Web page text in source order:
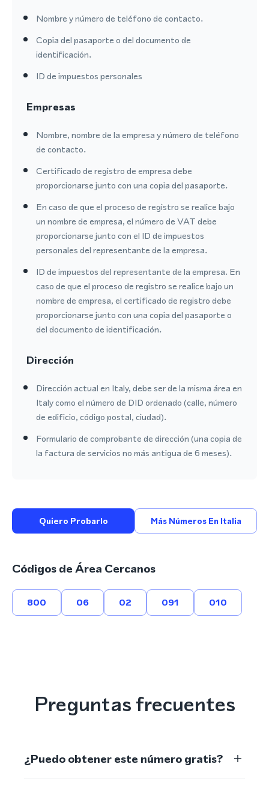
Nombre y número de teléfono de contacto.
Copia del pasaporte o del documento de
identificación.
ID de impuestos personales
Empresas
Nombre, nombre de la empresa y número de teléfono
de contacto.
Certificado de registro de empresa debe
proporcionarse junto con una copia del pasaporte.
En caso de que el proceso de registro se realice bajo
un nombre de empresa, el número de VAT debe
proporcionarse junto con el ID de impuestos
personales del representante de la empresa.
ID de impuestos del representante de la empresa. En
caso de que el proceso de registro se realice bajo un
nombre de empresa, el certificado de registro debe
proporcionarse junto con una copia del pasaporte o
del documento de identificación.
Dirección
Dirección actual en Italy, debe ser de la misma área en
Italy como el número de DID ordenado (calle, número
de edificio, código postal, ciudad).
Formulario de comprobante de dirección (una copia de
la factura de servicios no más antigua de 6 meses).
Quiero Probarlo Más Números En Italia
Códigos de Área Cercanos
800 06 02 091 010
Preguntas frecuentes
¿Puedo obtener este número gratis?